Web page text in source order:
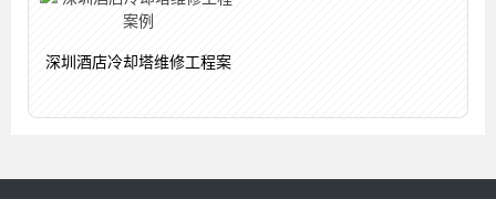
深圳酒店冷却塔维修工程案